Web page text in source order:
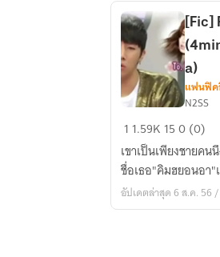
เธอ
FriendS
[Fic]
a)
แฟนฟิ
N2SS
1 1.59K 150 (0)
เขาเป็นเพียงชายค
ชื่อเธอ"คิมฮยอนอา"
อัปเดตล่าสุด 6 ส.ค. 56